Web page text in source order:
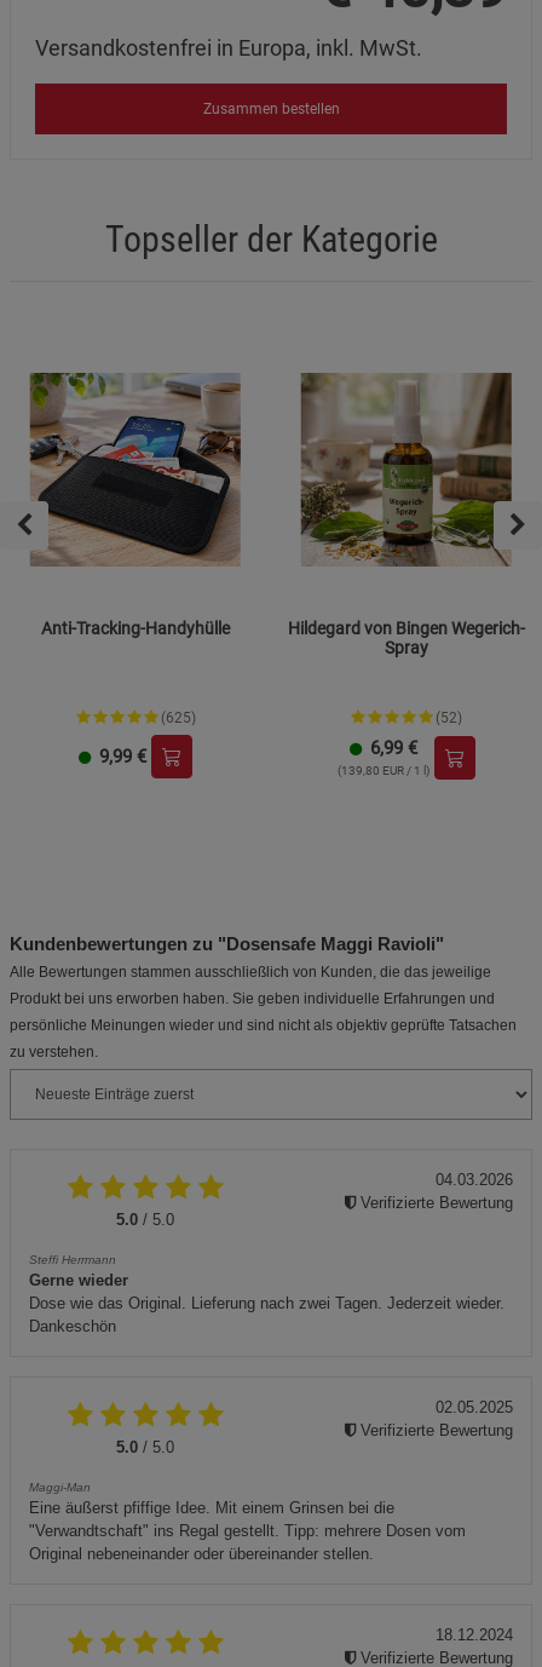
Versandkostenfrei in Europa, inkl. MwSt.
Zusammen bestellen
Topseller der Kategorie
Anti-Tracking-Handyhülle
(625)
9,99 €
Hildegard von Bingen Wegerich-
Spray
(52)
6,99 €
(139,80 EUR / 1 l)
Kundenbewertungen zu "Dosensafe Maggi Ravioli"
Alle Bewertungen stammen ausschließlich von Kunden, die das jeweilige
Produkt bei uns erworben haben. Sie geben individuelle Erfahrungen und
persönliche Meinungen wieder und sind nicht als objektiv geprüfte Tatsachen
zu verstehen.
5.0 / 5.0
Steffi Herrmann
Gerne wieder
Dose wie das Original. Lieferung nach zwei Tagen. Jederzeit wieder.
Dankeschön
04.03.2026
Verifizierte Bewertung
5.0 / 5.0
Maggi-Man
Eine äußerst pfiffige Idee. Mit einem Grinsen bei die
"Verwandtschaft" ins Regal gestellt. Tipp: mehrere Dosen vom
Original nebeneinander oder übereinander stellen.
02.05.2025
Verifizierte Bewertung
18.12.2024
Verifizierte Bewertung
Beschreibung Marketing Cookies
Datenschutzerklärung Impressum